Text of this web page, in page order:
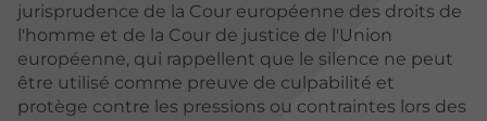
jurisprudence de la Cour européenne des droits de
l'homme et de la Cour de justice de l'Union
européenne, qui rappellent que le silence ne peut
être utilisé comme preuve de culpabilité et
protège contre les pressions ou contraintes lors des